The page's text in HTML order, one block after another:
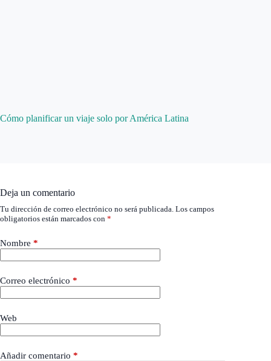
Cómo planificar un viaje solo por América Latina
Deja un comentario
Tu dirección de correo electrónico no será publicada. Los campos
obligatorios están marcados con *
Nombre *
Correo electrónico *
Web
Añadir comentario *